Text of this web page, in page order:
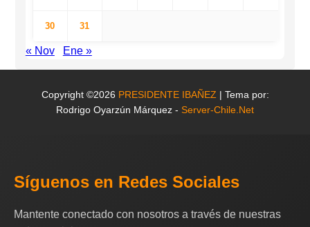
30 31
« Nov Ene »
Copyright ©2026 PRESIDENTE IBAÑEZ | Tema por:
Rodrigo Oyarzún Márquez - Server-Chile.Net
Síguenos en Redes Sociales
Mantente conectado con nosotros a través de nuestras